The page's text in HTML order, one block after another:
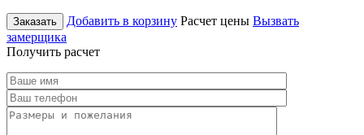
Заказать Добавить в корзину Расчет цены Вызвать
замерщика
Получить расчет